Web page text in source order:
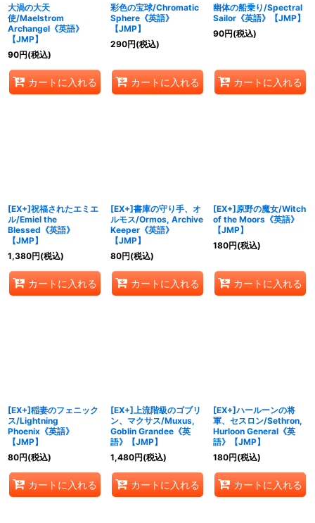
大渦の大天
使/Maelstrom
Archangel《英語》
【JMP】
90円(税込)
カートに入れる
彩色の宝球/Chromatic
Sphere《英語》
【JMP】
290円(税込)
カートに入れる
幽体の船乗り/Spectral
Sailor《英語》【JMP】
90円(税込)
カートに入れる
[EX+]祝福されたエミエ
ル/Emiel the
Blessed《英語》
【JMP】
1,380円(税込)
カートに入れる
[EX+]書庫の守り手、オ
ルモス/Ormos, Archive
Keeper《英語》
【JMP】
80円(税込)
カートに入れる
[EX+]原野の魔女/Witch
of the Moors《英語》
【JMP】
180円(税込)
カートに入れる
[EX+]稲妻のフェニック
ス/Lightning
Phoenix《英語》
【JMP】
80円(税込)
カートに入れる
[EX+]上流階級のゴブリ
ン、マクサス/Muxus,
Goblin Grandee《英
語》【JMP】
1,480円(税込)
カートに入れる
[EX+]ハールーンの将
軍、セスロン/Sethron,
Hurloon General《英
語》【JMP】
180円(税込)
カートに入れる